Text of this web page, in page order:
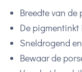
Breedte van de
De
Sneldrogend
Bewaar de